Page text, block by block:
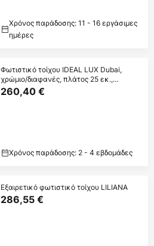
Χρόνος παράδοσης: 11 - 16 εργάσιμες
ημέρες
Φωτιστικό τοίχου IDEAL LUX Dubai,
χρώμιο/διαφανές, πλάτος 25 εκ.,
κρύσταλλο
260,40 €
Χρόνος παράδοσης: 2 - 4 εβδομάδες
Εξαιρετικό φωτιστικό τοίχου LILIANA
286,55 €